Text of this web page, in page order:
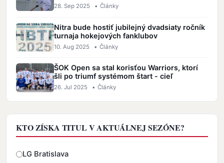
28. Sep 2025 • Články
Nitra bude hostiť jubilejný dvadsiaty ročník
turnaja hokejových fanklubov
10. Aug 2025 • Články
ŠOK Open sa stal korisťou Warriors, ktorí
šli po triumf systémom štart - cieľ
26. Jul 2025 • Články
KTO ZÍSKA TITUL V AKTUÁLNEJ SEZÓNE?
Odpovede
LG Bratislava